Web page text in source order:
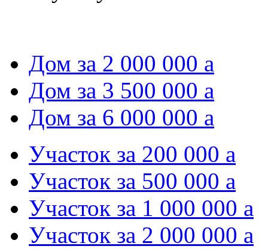
Дом за 2 000 000 a
Дом за 3 500 000 a
Дом за 6 000 000 a
Участок за 200 000 a
Участок за 500 000 a
Участок за 1 000 000 a
Участок за 2 000 000 a